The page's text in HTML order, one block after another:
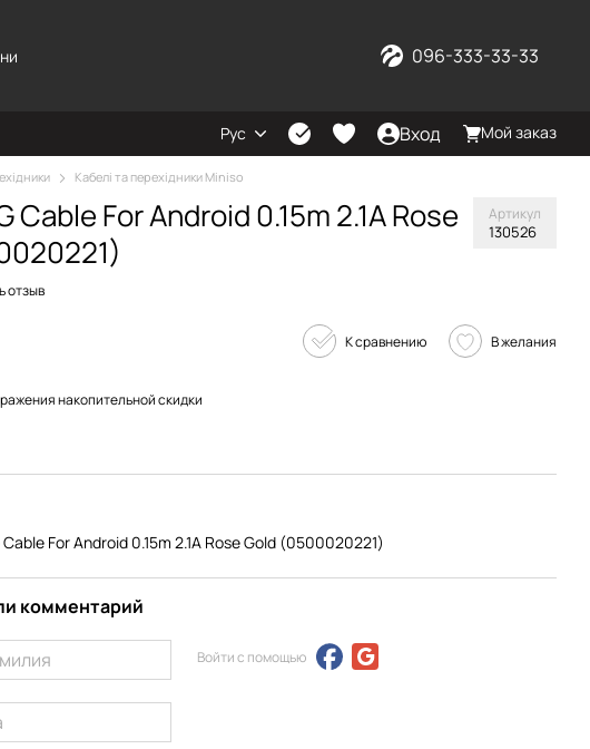
096-333-33-33
Рус Вход Мой заказ
Кабелі та перехідники Miniso
Cable For Android 0.15m 2.1A Rose
Артикул
130526
отзыв
К сравнению В желания
накопительной скидки
For Android 0.15m 2.1A Rose Gold (0500020221)
комментарий
Войти с помощью